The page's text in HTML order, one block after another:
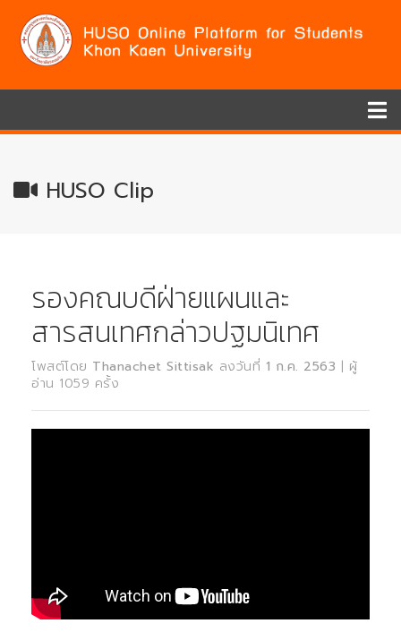
HUSO Clip
รองคณบดีฝ่ายแผนและ
สารสนเทศกล่าวปฐมนิเทศ
โพสต์โดย Thanachet Sittisak ลงวันที่ 1 ก.ค. 2563 | ผู้
อ่าน 1059 ครั้ง